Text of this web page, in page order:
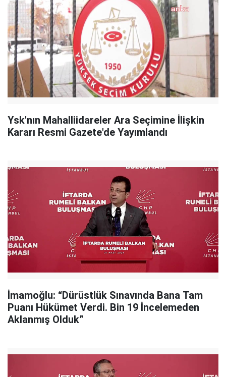
Ysk'nın Mahalliidareler Ara Seçimine İlişkin
Kararı Resmi Gazete'de Yayımlandı
İmamoğlu: “Dürüstlük Sınavında Bana Tam
Puanı Hükümet Verdi. Bin 19 İncelemeden
Aklanmış Olduk”